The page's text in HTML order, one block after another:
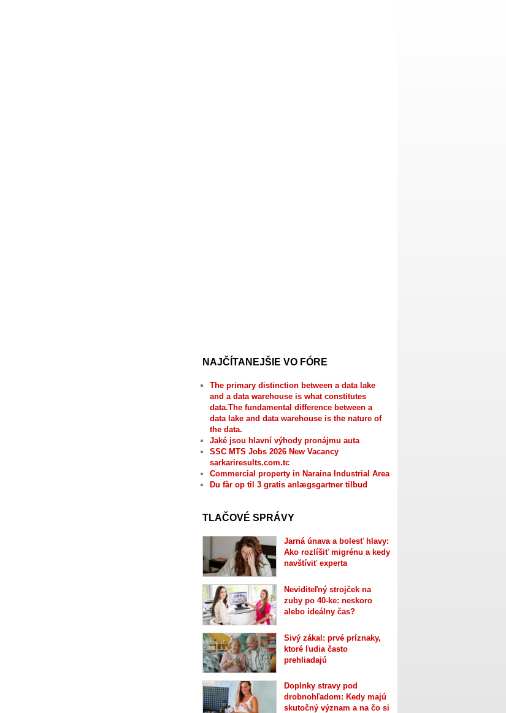
NAJČÍTANEJŠIE VO FÓRE
The primary distinction between a data lake
and a data warehouse is what constitutes
data.The fundamental difference between a
data lake and data warehouse is the nature of
the data.
Jaké jsou hlavní výhody pronájmu auta
SSC MTS Jobs 2026 New Vacancy
sarkariresults.com.tc
Commercial property in Naraina Industrial Area
Du får op til 3 gratis anlægsgartner tilbud
TLAČOVÉ SPRÁVY
Jarná únava a bolesť hlavy:
Ako rozlíšiť migrénu a kedy
navštíviť experta
Neviditeľný strojček na
zuby po 40-ke: neskoro
alebo ideálny čas?
Sivý zákal: prvé príznaky,
ktoré ľudia často
prehliadajú
Doplnky stravy pod
drobnohľadom: Kedy majú
skutočný význam a na čo si